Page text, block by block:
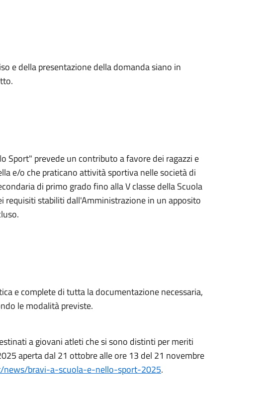
e della presentazione della domanda siano in
Sport" prevede un contributo a favore dei ragazzi e
e/o che praticano attività sportiva nelle società di
di primo grado fino alla V classe della Scuola
requisiti stabiliti dall'Amministrazione in un apposito
e complete di tutta la documentazione necessaria,
le modalità previste.
a giovani atleti che si sono distinti per meriti
aperta dal 21 ottobre alle ore 13 del 21 novembre
bravi-a-scuola-e-nello-sport-2025.